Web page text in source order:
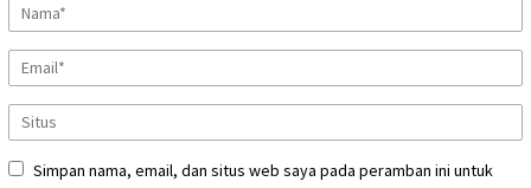
Simpan nama, email, dan situs web saya pada peramban ini untuk